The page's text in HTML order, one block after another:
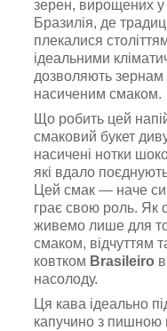
зерен, вирощених у
Бразилія, де
плекалися
ідеальними
дозволяють зернам
насиченим смаком.
Що робить цей
смаковий букет
насичені нотки
які вдало
Цей смак — наче
грає свою роль. Як
живемо лише для
смаком, відчуттям
ковтком Brasileiro
насолоду.
Ця кава ідеально
капучино з пишною